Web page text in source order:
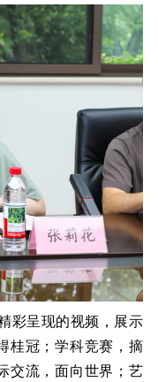
彩呈现的视频，展示
桂冠；学科竞赛，摘
交流，面向世界；艺